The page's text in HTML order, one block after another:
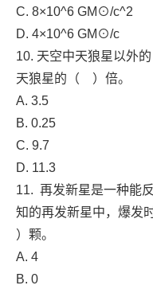
C. 8×10^6 GM⊙/c^2
D. 4×10^6 GM⊙/c
10. 天空中天狼星以外
天狼星的（ ）倍。
A. 3.5
B. 0.25
C. 9.7
D. 11.3
11. 再发新星是一种能
知的再发新星中，爆发
）颗。
A. 4
B. 0